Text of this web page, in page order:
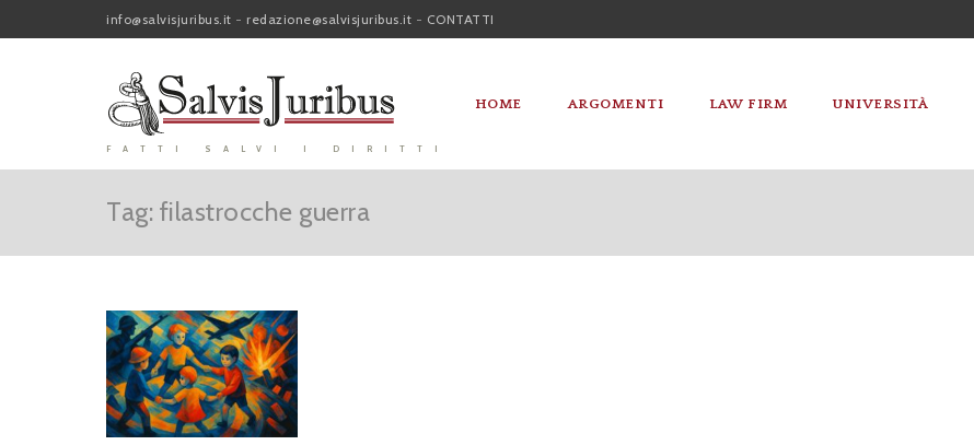
info@salvisjuribus.it - redazione@salvisjuribus.it - CONTATTI
FATTI SALVI I DIRITTI
HOME ARGOMENTI LAW FIRM UNIVERSITÀ
Tag: filastrocche guerra